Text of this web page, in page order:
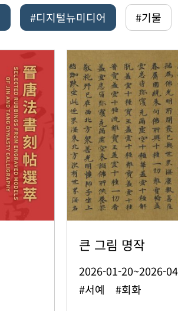
#디지털뉴미디어 #기물
큰 그림 명작
2026-01-20~2026-
#서예 #회화